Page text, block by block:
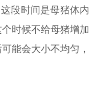
段时间是母猪体内
时候不给母猪增加
能会大小不均匀，